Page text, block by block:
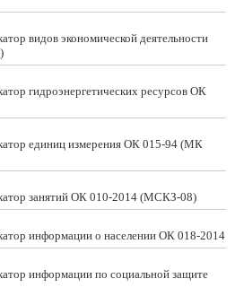
видов экономической деятельности
гидроэнергетических ресурсов ОК
единиц измерения ОК 015-94 (МК
занятий ОК 010-2014 (МСКЗ-08)
информации о населении ОК 018-2014
информации по социальной защите